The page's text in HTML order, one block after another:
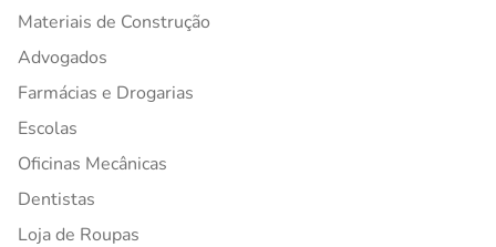
Materiais de Construção
Advogados
Farmácias e Drogarias
Escolas
Oficinas Mecânicas
Dentistas
Loja de Roupas